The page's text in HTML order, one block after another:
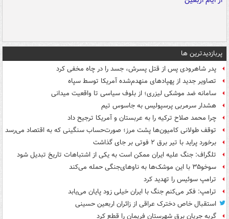
پربازدیدترین ها
پدر شاهرودی پس از قتل پسرش، جسد را در چاه مخفی کرد
تصاویر جدید از پهپادهای منهدم‌شده آمریکا توسط سپاه
سامانه ضد موشکی لیزری؛ از بلوف سیاسی تا واقعیت میدانی
هشدار سرمربی پرسپولیس به جاسوس تیم
چرا محمد صلاح ترکیه را به عربستان و آمریکا ترجیح داد
توقف طولانی کامیون‌ها پشت مرز؛ صورت‌حساب سنگینی که به اقتصاد می‌رسد
برخورد پراید با تیر برق ۲ فوتی بر جای گذاشت
تلگراف: جنگ علیه ایران ممکن است به یکی از اشتباهات تاریخ تبدیل شود
سوخو۳۵ با این موشک‌ها به ناوهای‌جنگی حمله می‌کند
ترامپ سوئیس را تهدید کرد
ترامپ: فکر می‌کنم جنگ با ایران خیلی زود پایان می‌یابد
استقبال خاص دخترک عراقی از زائران اربعین حسینی
گربه جریان برق شهرستان فریمان را قطع کرد